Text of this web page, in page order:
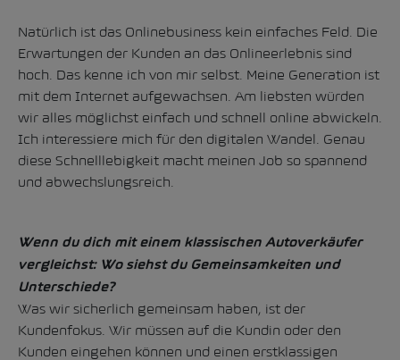
Natürlich ist das Onlinebusiness kein einfaches Feld. Die
Erwartungen der Kunden an das Onlineerlebnis sind
hoch. Das kenne ich von mir selbst. Meine Generation ist
mit dem Internet aufgewachsen. Am liebsten würden
wir alles möglichst einfach und schnell online abwickeln.
Ich interessiere mich für den digitalen Wandel. Genau
diese Schnelllebigkeit macht meinen Job so spannend
und abwechslungsreich.
Wenn du dich mit einem klassischen Autoverkäufer
vergleichst: Wo siehst du Gemeinsamkeiten und
Unterschiede?
Was wir sicherlich gemeinsam haben, ist der
Kundenfokus. Wir müssen auf die Kundin oder den
Kunden eingehen können und einen erstklassigen